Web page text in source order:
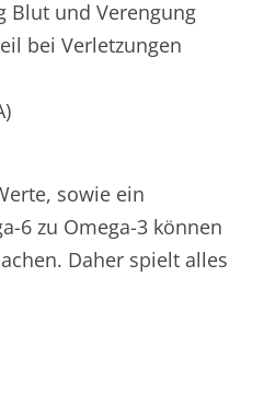
Blut und Verengung
bei Verletzungen
sowie ein
6 zu Omega-3 können
Daher spielt alles